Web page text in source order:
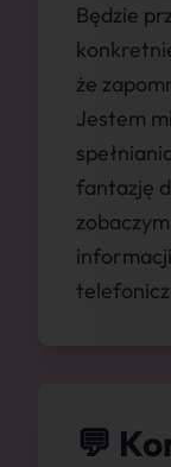
Będzie
że
Jestem
fantazję
💬